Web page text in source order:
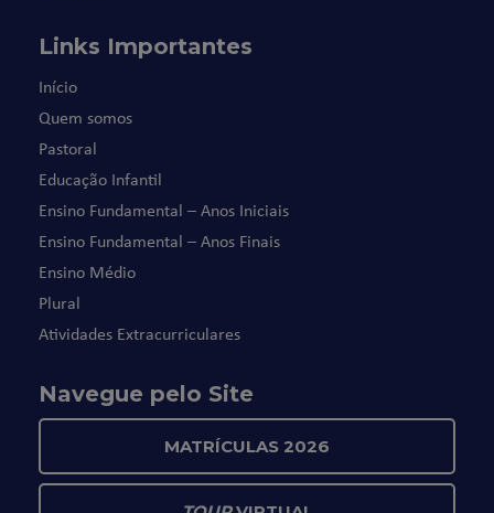
Links Importantes
Início
Quem somos
Pastoral
Educação Infantil
Ensino Fundamental – Anos Iniciais
Ensino Fundamental – Anos Finais
Ensino Médio
Plural
Atividades Extracurriculares
Navegue pelo Site
MATRÍCULAS 2026